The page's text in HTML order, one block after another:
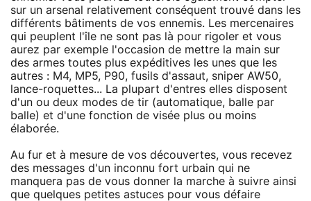
sur un arsenal relativement conséquent trouvé dans les
différents bâtiments de vos ennemis. Les mercenaires
qui peuplent l'île ne sont pas là pour rigoler et vous
aurez par exemple l'occasion de mettre la main sur
des armes toutes plus expéditives les unes que les
autres : M4, MP5, P90, fusils d'assaut, sniper AW50,
lance-roquettes... La plupart d'entres elles disposent
d'un ou deux modes de tir (automatique, balle par
balle) et d'une fonction de visée plus ou moins
élaborée.
Au fur et à mesure de vos découvertes, vous recevez
des messages d'un inconnu fort urbain qui ne
manquera pas de vous donner la marche à suivre ainsi
que quelques petites astuces pour vous défaire